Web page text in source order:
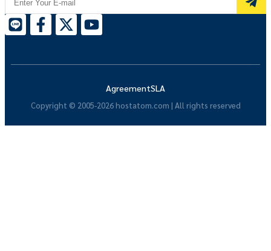
Copyright © 2005-2026 hostatom.com | All rights reserved
AgreementSLA